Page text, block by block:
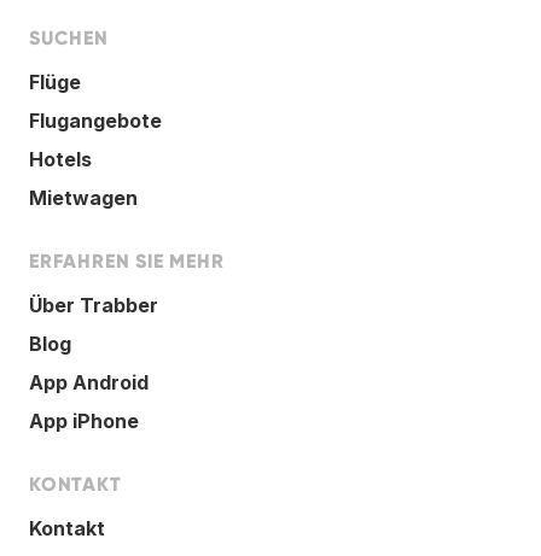
SUCHEN
Flüge
Flugangebote
Hotels
Mietwagen
ERFAHREN SIE MEHR
Über Trabber
Blog
App Android
App iPhone
KONTAKT
Kontakt